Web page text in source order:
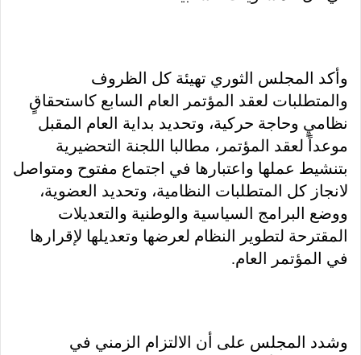
وأكد المجلس الثوري تهيئة كل الظروف
والمتطلبات لعقد المؤتمر العام السابع كاستحقاقٍ
نظاميٍ وحاجة حركية، وتحديد بداية العام المقبل
موعداً لعقد المؤتمر، مطالبا اللجنة التحضيرية
بتنشيط عملها واعتبارها في اجتماع مفتوح ومتواصل
لانجاز كل المتطلبات النظامية، وتحديد العضوية،
ووضع البرامج السياسية والوطنية والتعديلات
المقترحة لتطوير النظام لعرضها وتعديلها لإقرارها
في المؤتمر العام.
وشدد المجلس على أن الالتزام الزمني في